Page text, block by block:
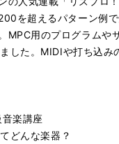
を超えるパターン例
MPC用のプログラム
した。MIDIや打ち込
楽講座
どんな楽器？